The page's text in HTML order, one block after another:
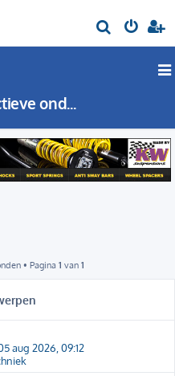
o
Actieve onderwerpen
• Pagina 1 van 1
aug 2026, 09:12